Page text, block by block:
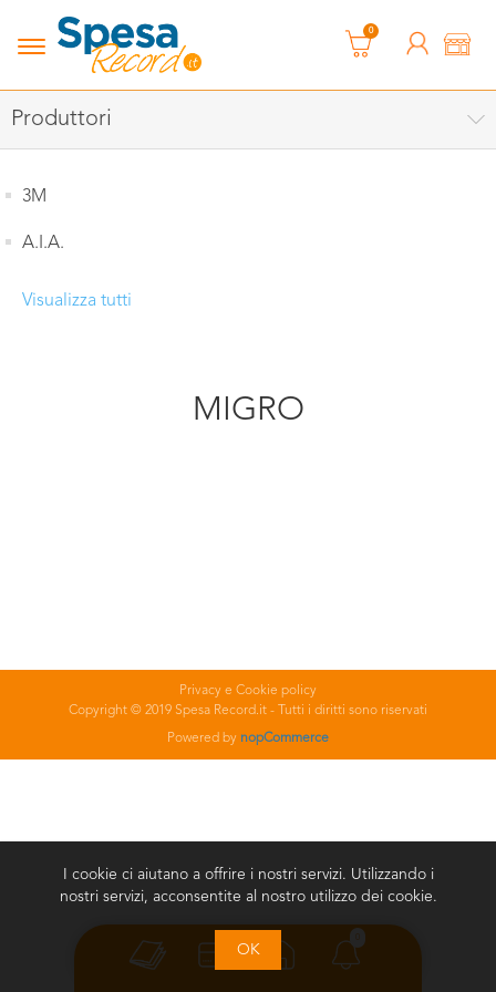
0
Produttori
3M
A.I.A.
Visualizza tutti
MIGRO
Privacy e Cookie policy
Copyright © 2019 Spesa Record.it - Tutti i diritti sono riservati
Powered by nopCommerce
I cookie ci aiutano a offrire i nostri servizi. Utilizzando i
nostri servizi, acconsentite al nostro utilizzo dei cookie.
OK